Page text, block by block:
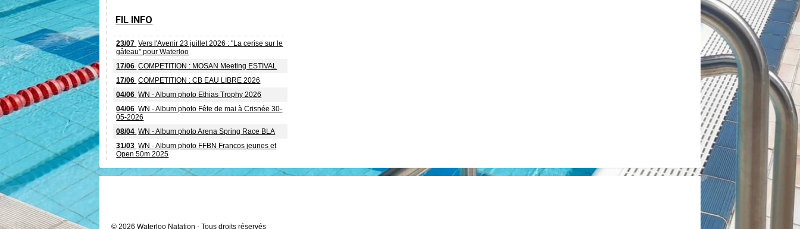
FIL INFO
23/07 Vers l'Avenir 23 juillet 2026 : "La cerise sur le
gâteau" pour Waterloo
17/06 COMPETITION : MOSAN Meeting ESTIVAL
17/06 COMPETITION : CB EAU LIBRE 2026
04/06 WN - Album photo Ethias Trophy 2026
04/06 WN - Album photo Fête de mai à Crisnée 30-
05-2026
08/04 WN - Album photo Arena Spring Race BLA
31/03 WN - Album photo FFBN Francos jeunes et
Open 50m 2025
© 2026 Waterloo Natation - Tous droits réservés